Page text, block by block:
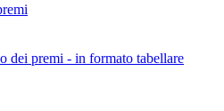
dei premi - in formato tabellare